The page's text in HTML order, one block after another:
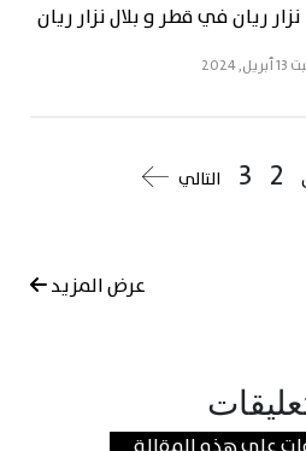
ريان في قطر و بلال نزار ريان
2024
2
3 التالي
عرض المزيد